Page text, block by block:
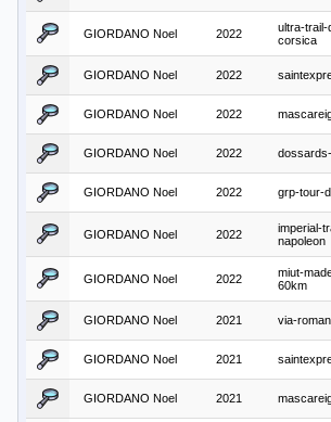
GIORDANO Noel 2022
ultra-trail-
corsica
GIORDANO Noel 2022
GIORDANO Noel 2022
GIORDANO Noel 2022
GIORDANO Noel 2022 grp-tour-
GIORDANO Noel 2022
imperial-
napoleon
GIORDANO Noel 2022
miut-
60km
GIORDANO Noel 2021 via-
GIORDANO Noel 2021
GIORDANO Noel 2021